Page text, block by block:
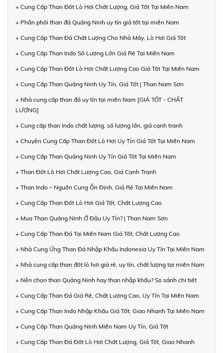
+ Cung Cấp Than Đốt Lò Hơi Chất Lượng, Giá Tốt Tại Miền Nam
+ Phân phối than đá Quảng Ninh uy tín giá tốt tại miền Nam
+ Cung Cấp Than Đá Chất Lượng Cho Nhà Máy, Lò Hơi Giá Tốt
+ Cung Cấp Than Indo Số Lượng Lớn Giá Rẻ Tại Miền Nam
+ Cung Cấp Than Đốt Lò Hơi Chất Lượng Cao Giá Tốt Tại Miền Nam
+ Cung Cấp Than Quảng Ninh Uy Tín, Giá Tốt | Than Nam Sơn
+ Nhà cung cấp than đá uy tín tại miền Nam [GIÁ TỐT - CHẤT
LƯỢNG]
+ Cung cấp than Indo chất lượng, số lượng lớn, giá cạnh tranh
+ Chuyên Cung Cấp Than Đốt Lò Hơi Uy Tín Giá Tốt Tại Miền Nam
+ Cung Cấp Than Quảng Ninh Uy Tín Giá Tốt Tại Miền Nam
+ Than Đốt Lò Hơi Chất Lượng Cao, Giá Cạnh Tranh
+ Than Indo – Nguồn Cung Ổn Định, Giá Rẻ Tại Miền Nam
+ Cung Cấp Than Đốt Lò Hơi Giá Tốt, Chất Lượng Cao
+ Mua Than Quảng Ninh Ở Đâu Uy Tín? | Than Nam Sơn
+ Cung Cấp Than Đá Tại Miền Nam Giá Tốt, Chất Lượng Cao
+ Nhà Cung Ứng Than Đá Nhập Khẩu Indonesia Uy Tín Tại Miền Nam
+ Nhà cung cấp than đốt lò hơi giá rẻ, uy tín, chất lượng tại miền Nam
+ Nên chọn than Quảng Ninh hay than nhập khẩu? So sánh chi tiết
+ Cung Cấp Than Đá Giá Rẻ, Chất Lượng Cao, Uy Tín Tại Miền Nam
+ Cung Cấp Than Indo Nhập Khẩu Giá Tốt, Giao Nhanh Tại Miền Nam
+ Cung Cấp Than Quảng Ninh Miền Nam Uy Tín, Giá Tốt
+ Cung Cấp Than Đá Đốt Lò Hơi Chất Lượng, Giá Tốt, Giao Nhanh